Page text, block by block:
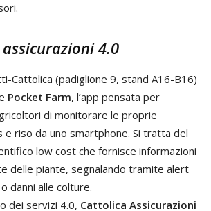
4.0
Cattolica (padiglione 9, stand A16-B16)
Pocket Farm, l’app pensata per
di monitorare le proprie
e riso da uno smartphone. Si tratta del
low cost che fornisce informazioni
delle piante, segnalando tramite alert
danni alle colture.
dei servizi 4.0, Cattolica Assicurazioni